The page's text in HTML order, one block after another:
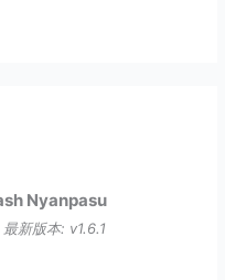
Nyanpasu
最新版本: v1.6.1